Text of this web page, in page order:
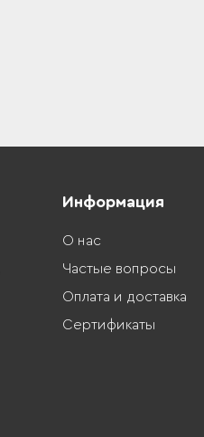
Информация
О нас
Частые вопросы
Оплата и доставка
Сертификаты